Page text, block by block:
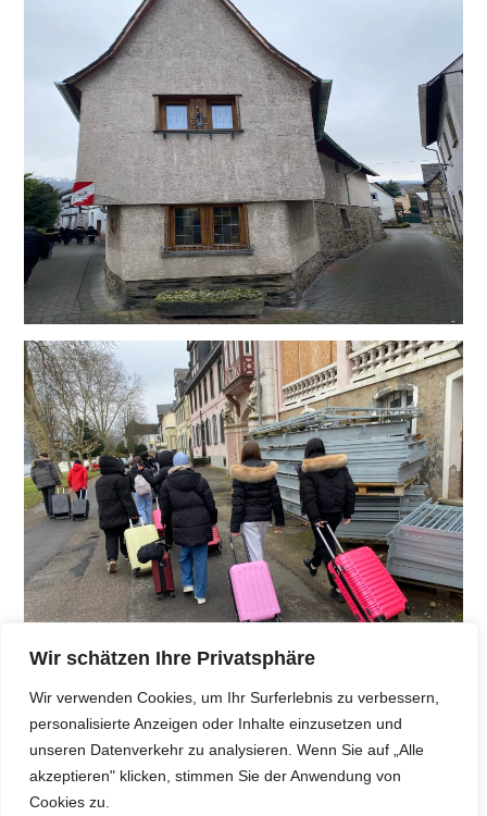
Wir schätzen Ihre Privatsphäre
Wir verwenden Cookies, um Ihr Surferlebnis zu verbessern,
personalisierte Anzeigen oder Inhalte einzusetzen und
unseren Datenverkehr zu analysieren. Wenn Sie auf „Alle
akzeptieren" klicken, stimmen Sie der Anwendung von
Cookies zu.